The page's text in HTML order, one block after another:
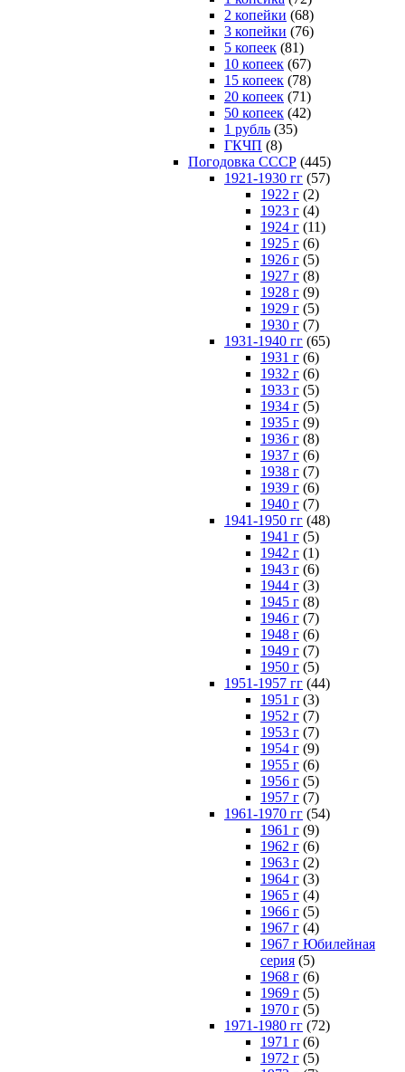
2 копейки (68)
3 копейки (76)
5 копеек (81)
10 копеек (67)
15 копеек (78)
20 копеек (71)
50 копеек (42)
1 рубль (35)
ГКЧП (8)
Погодовка СССР (445)
1921-1930 гг (57)
1922 г (2)
1923 г (4)
1924 г (11)
1925 г (6)
1926 г (5)
1927 г (8)
1928 г (9)
1929 г (5)
1930 г (7)
1931-1940 гг (65)
1931 г (6)
1932 г (6)
1933 г (5)
1934 г (5)
1935 г (9)
1936 г (8)
1937 г (6)
1938 г (7)
1939 г (6)
1940 г (7)
1941-1950 гг (48)
1941 г (5)
1942 г (1)
1943 г (6)
1944 г (3)
1945 г (8)
1946 г (7)
1948 г (6)
1949 г (7)
1950 г (5)
1951-1957 гг (44)
1951 г (3)
1952 г (7)
1953 г (7)
1954 г (9)
1955 г (6)
1956 г (5)
1957 г (7)
1961-1970 гг (54)
1961 г (9)
1962 г (6)
1963 г (2)
1964 г (3)
1965 г (4)
1966 г (5)
1967 г (4)
1967 г Юбилейная
серия (5)
1968 г (6)
1969 г (5)
1970 г (5)
1971-1980 гг (72)
1971 г (6)
1972 г (5)